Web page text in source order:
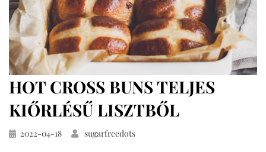
HOT CROSS BUNS TELJES
KIŐRLÉSŰ LISZTBŐL
Közzétéve
2022-04-18 sugarfreedots